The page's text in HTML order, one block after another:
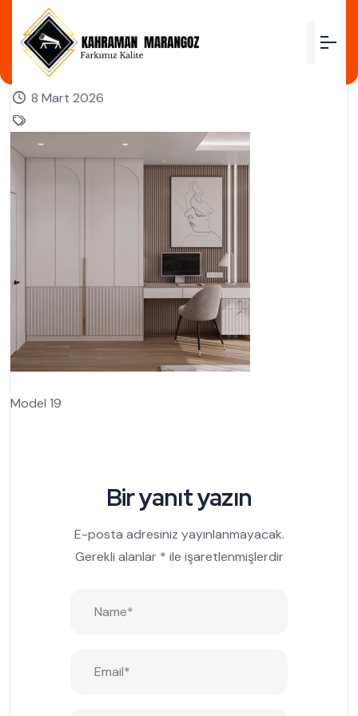
by
8 Mart 2026
Model 19
Bir yanıt yazın
E-posta adresiniz yayınlanmayacak.
Gerekli alanlar * ile işaretlenmişlerdir